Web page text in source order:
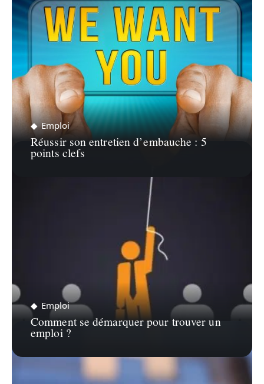
Emploi
Réussir son entretien d’embauche : 5
points clefs
Emploi
Comment se démarquer pour trouver un
emploi ?